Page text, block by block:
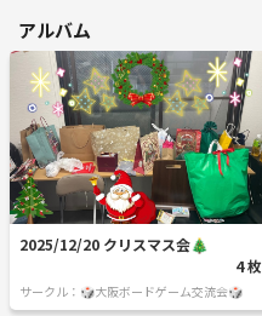
アルバム
2025/12/20 クリスマス会🎄
4 枚
サークル：🎲大阪ボードゲーム交流会🎲